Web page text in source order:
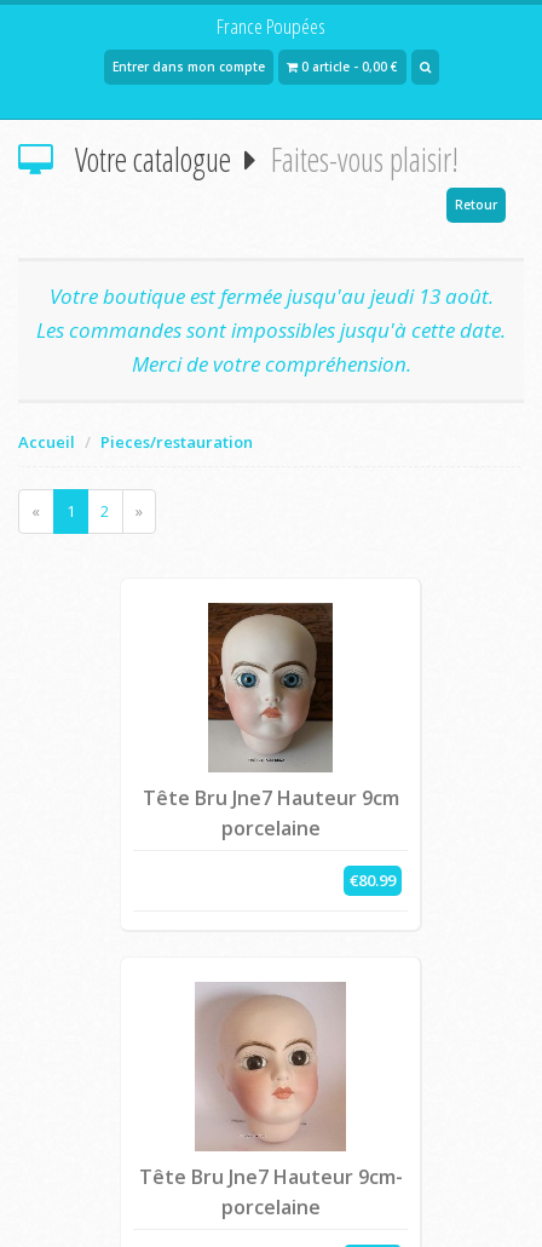
France Poupées
Entrer dans mon compte 0 article - 0,00 €
Votre catalogue Faites-vous plaisir!
Retour
Votre boutique est fermée jusqu'au jeudi 13 août.
Les commandes sont impossibles jusqu'à cette date.
Merci de votre compréhension.
Accueil Pieces/restauration
« 1 2 »
Tête Bru Jne7 Hauteur 9cm
porcelaine
€80.99
Tête Bru Jne7 Hauteur 9cm-
porcelaine